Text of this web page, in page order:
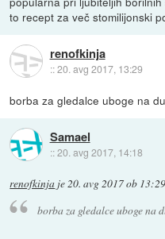
to recept za več stomilijonski
renofkinja
::20. avg 2017, 13:29
borba za gledalce uboge na
Samael
::20. avg 2017, 14:18
renofkinja je20. avg 2017 ob 13:29
borba za gledalce uboge na